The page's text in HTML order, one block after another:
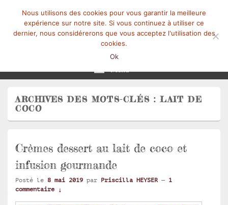
ARCHIVES DES MOTS-CLÉS :LAIT DE
COCO
Crèmes dessert au lait de coco et
infusion gourmande
Posté le 8 mai 2019 par Priscilla HEYSER — 1
commentaire ↓
Nous utilisons des cookies pour vous garantir la meilleure
expérience sur notre site. Si vous continuez à utiliser ce
dernier, nous considérerons que vous acceptez l'utilisation des
cookies.
Ok